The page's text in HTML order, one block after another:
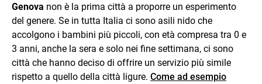
Genova non è la prima città a proporre un esperimento
del genere. Se in tutta Italia ci sono asili nido che
accolgono i bambini più piccoli, con età compresa tra 0 e
3 anni, anche la sera e solo nei fine settimana, ci sono
città che hanno deciso di offrire un servizio più simile
rispetto a quello della città ligure. Come ad esempio